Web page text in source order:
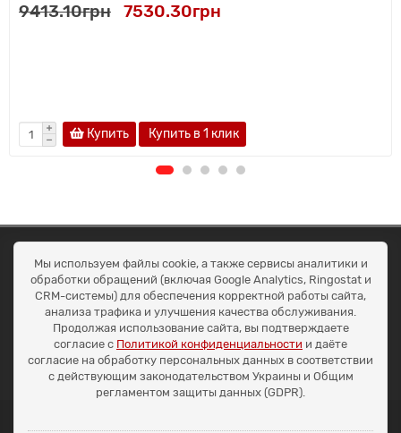
9413.10грн 7530.30грн
Купить Купить в 1 клик
ОКЕАН ТРЕЙД
Договір публичної оферти
Доставка та оплата
Наші контакти
Умови повернення
+38 (099) 452-20-02
+38 (098) 492-20-02
office@ocean.biz.ua
Мы используем файлы cookie, а также сервисы аналитики и
обработки обращений (включая Google Analytics, Ringostat и
CRM-системы) для обеспечения корректной работы сайта,
анализа трафика и улучшения качества обслуживания.
Продолжая использование сайта, вы подтверждаете
согласие с Политикой конфиденциальности и даёте
согласие на обработку персональных данных в соответствии
с действующим законодательством Украины и Общим
регламентом защиты данных (GDPR).